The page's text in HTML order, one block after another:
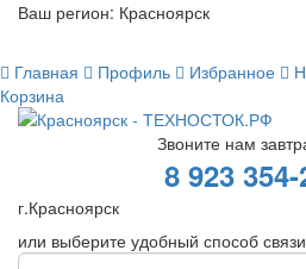
Ваш регион: Красноярск
Главная Профиль Избранное
Корзина
Звоните нам
8 923
г.Красноярск
или выберите удобный способ